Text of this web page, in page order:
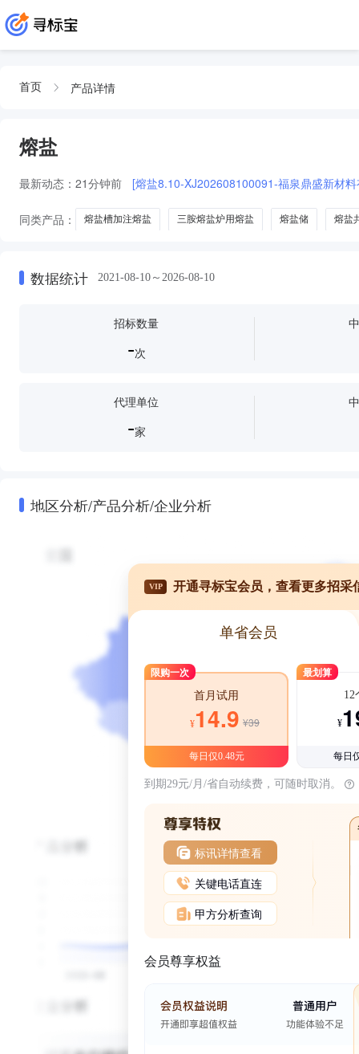
首页 产品详情
熔盐
最新动态： 21分钟前 [熔盐8.10-XJ202608100091-福泉鼎盛新材
同类产品： 熔盐槽加注熔盐 三胺熔盐炉用熔盐 熔盐储 熔盐
数据统计 2021-08-10～2026-08-10
招标数量
-次
代理单位
-家
地区分析/产品分析/企业分析
VIP 开通寻标宝会员，查看更多招采
单省会员
限购一次
首月试用
¥14.9 ¥39
每日仅0.48元
最划算
12
¥
每日
到期29元/月/省自动续费，可随时取消。
标讯详情查看
关键电话直连
甲方分析查询
会员尊享权益